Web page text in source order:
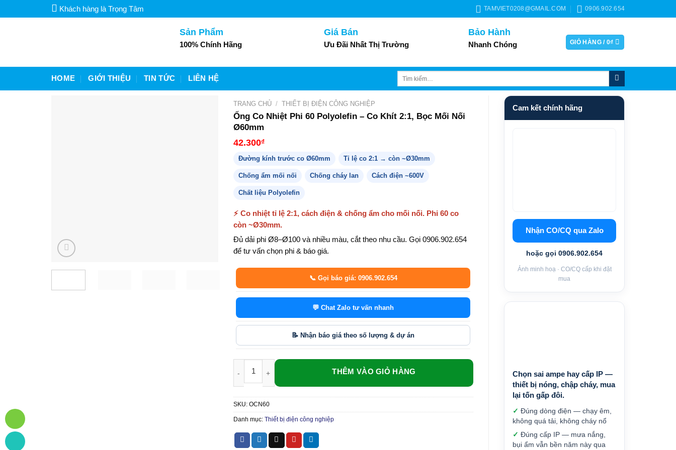
to
Khách hàng là Trọng Tâm TAMVIET0208@GMAIL.COM 0906.902.654
Sản Phẩm
100% Chính Hãng
Giá Bán
Ưu Đãi Nhất Thị Trường
Bảo Hành
Nhanh Chóng GIỎ HÀNG / 0₫
HOME GIỚI THIỆU TIN TỨC LIÊN HỆ
Tìm
Cam kết chính hãng
Nhận CO/CQ qua Zalo
hoặc gọi 0906.902.654
Ảnh minh hoạ · CO/CQ cấp khi đặt
mua
Chọn sai ampe hay cấp IP —
thiết bị nóng, chập cháy, mua
lại tốn gấp đôi.
✓ Đúng dòng điện — chạy êm,
không quá tải, không cháy nổ
✓ Đúng cấp IP — mưa nắng, bụi ẩm
vẫn bền năm này qua năm khác
TRANG CHỦ THIẾT BỊ ĐIỆN CÔNG NGHIỆP
Ống Co Nhiệt Phi 60 Polyolefin – Co Khít 2:1, Bọc Mối Nối
Ø60mm
42.300₫
Đường kính trước co Ø60mm Tỉ lệ co 2:1 → còn ~Ø30mm
Chống ẩm mối nối Chống cháy lan Cách điện ~600V
Chất liệu Polyolefin
⚡ Co nhiệt tỉ lệ 2:1, cách điện & chống ẩm cho mối nối. Phi 60 co
còn ~Ø30mm.
Đủ dải phi Ø8–Ø100 và nhiều màu, cắt theo nhu cầu. Gọi 0906.902.654
để tư vấn chọn phi & báo giá.
📞 Gọi báo giá: 0906.902.654
💬 Chat Zalo tư vấn nhanh
📝 Nhận báo giá theo số lượng & dự án
Ống Co Nhiệt Phi 60 Polyolefin – Co Khít 2:1, Bọc Mối Nối Ø60mm số lượng
SKU: OCN60
Danh mục:Thiết bị điện công nghiệp